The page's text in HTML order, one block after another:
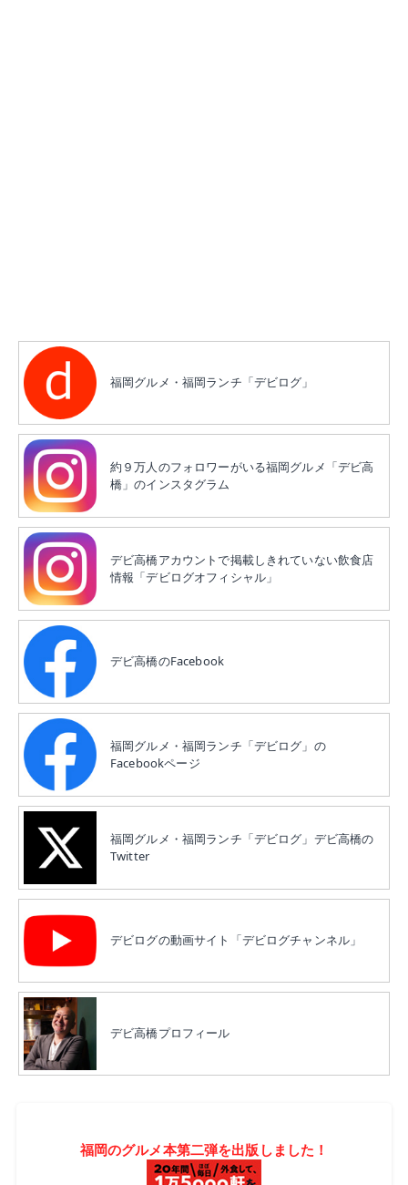
福岡グルメ・福岡ランチ「デビログ」
約９万人のフォロワーがいる福岡グルメ「デビ高
橋」のインスタグラム
デビ高橋アカウントで掲載しきれていない飲食店
情報「デビログオフィシャル」
デビ高橋のFacebook
福岡グルメ・福岡ランチ「デビログ」の
Facebookページ
福岡グルメ・福岡ランチ「デビログ」デビ高橋の
Twitter
デビログの動画サイト「デビログチャンネル」
デビ高橋プロフィール
福岡のグルメ本第二弾を出版しました！